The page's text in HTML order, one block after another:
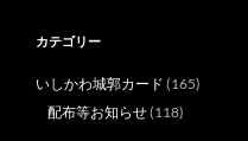
カテゴリー
いしかわ城郭カード (165)
配布等お知らせ(118)